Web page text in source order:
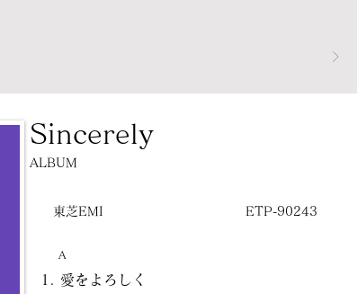
Sincerely
ALBUM
東芝EMI ETP-90243
A
愛をよろしく